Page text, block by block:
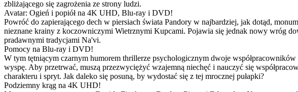
zbliżającego się zagrożenia ze strony ludzi.
Avatar: Ogień i popiół na 4K UHD, Blu-ray i DVD!
Powróć do zapierającego dech w piersiach świata Pandory w najbardziej, jak dotąd,
nieznane krainy z koczowniczymi Wietrznymi Kupcami. Pojawia się jednak nowy wróg
pradawnymi tradycjami Na'vi.
Pomocy na Blu-ray i DVD!
W tym tętniącym czarnym humorem thrillerze psychologicznym dwoje
wyspę. Aby przetrwać, muszą przezwyciężyć wzajemną niechęć i nauczyć się
charakteru i spryt. Jak daleko się posuną, by wydostać się z tej mrocznej pułapki?
Podziemny krąg na 4K UHD!